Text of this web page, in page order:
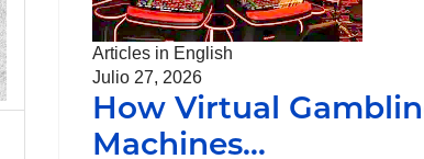
Articles in English
Julio 27, 2026
How Virtual
Machines…